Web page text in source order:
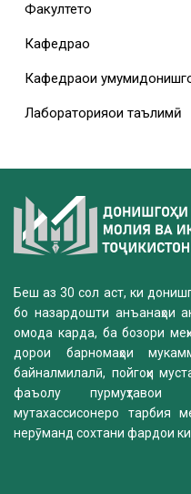
Факултетҳо
Кафедраҳо
Кафедраҳои
Лабораторияҳои таълимӣ
Беш аз 30 сол аст, ки
бо назардошти анъанаҳои
омода карда, ба бозори
дорои барномаҳои
байналмилалӣ, пойгоҳи
фаъолу
мутахассисонеро тарбия
нерӯманд сохтани фардои